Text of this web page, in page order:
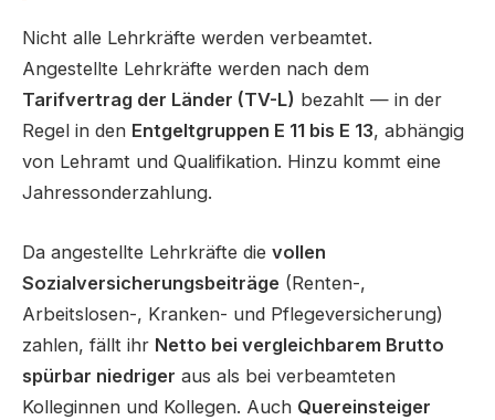
Nicht alle Lehrkräfte werden verbeamtet.
Angestellte Lehrkräfte werden nach dem
Tarifvertrag der Länder (TV-L) bezahlt — in der
Regel in den Entgeltgruppen E 11 bis E 13, abhängig
von Lehramt und Qualifikation. Hinzu kommt eine
Jahressonderzahlung.
Da angestellte Lehrkräfte die vollen
Sozialversicherungsbeiträge (Renten-,
Arbeitslosen-, Kranken- und Pflegeversicherung)
zahlen, fällt ihr Netto bei vergleichbarem Brutto
spürbar niedriger aus als bei verbeamteten
Kolleginnen und Kollegen. Auch Quereinsteiger